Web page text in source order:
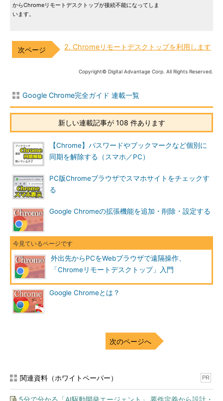
からChromeリモートデスクトップが接続不能になってしま
います。
2. Chromeリモートデスクトップを利用します
Copyright© Digital Advantage Corp. All Rights Reserved.
Google Chrome完全ガイド 連載一覧
新しい連載記事が 108 件あります
【Chrome】パスワードやブックマークなど個別に
同期を解除する（スマホ／PC）
PC版Chromeブラウザでスマホサイトをチェックす
る
Google Chromeの拡張機能を追加・削除・設定する
外出先からPCをWebブラウザで遠隔操作、
「Chromeリモートデスクトップ」入門
Google Chromeとは？
次のページへ
関連資料（ホワイトペーパー） PR
5分で分かる「AI駆動開発エージェント」 要件定義から設計・